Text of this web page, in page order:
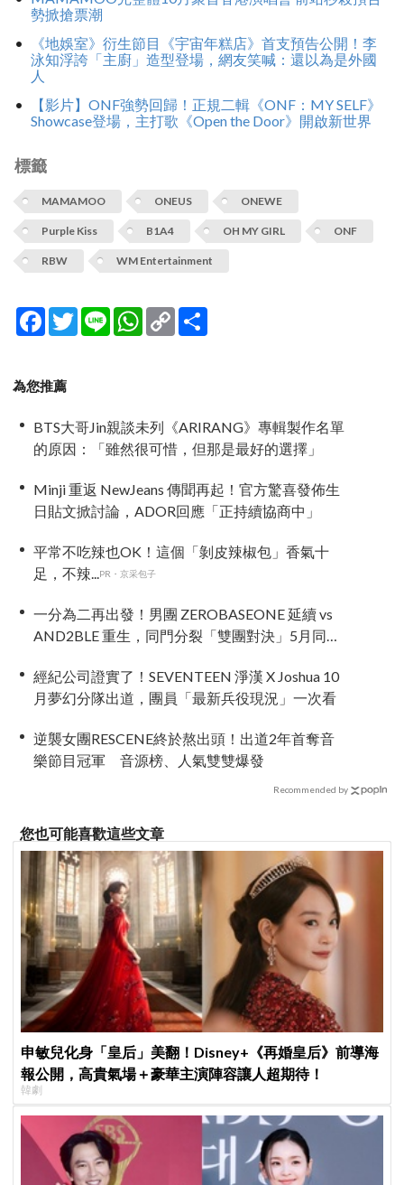
勢掀搶票潮
《地娛室》衍生節目《宇宙年糕店》首支預告公開！李
泳知浮誇「主廚」造型登場，網友笑喊：還以為是外國
人
【影片】ONF強勢回歸！正規二輯《ONF：MY SELF》
Showcase登場，主打歌《Open the Door》開啟新世界
標籤
MAMAMOO ONEUS ONEWE
Purple Kiss B1A4 OH MY GIRL ONF
RBW WM Entertainment
Facebook
TwitterLine WhatsApp
Copy
Link
為您推薦
BTS大哥Jin親談未列《ARIRANG》專輯製作名單
的原因：「雖然很可惜，但那是最好的選擇」
Minji 重返 NewJeans 傳聞再起！官方驚喜發佈生
日貼文掀討論，ADOR回應「正持續協商中」
平常不吃辣也OK！這個「剝皮辣椒包」香氣十
足，不辣...PR・京采包子
一分為二再出發！男團 ZEROBASEONE 延續 vs
AND2BLE 重生，同門分裂「雙團對決」5月同時
經紀公司證實了！SEVENTEEN 淨漢 X Joshua 10
月夢幻分隊出道，團員「最新兵役現況」一次看
逆襲女團RESCENE終於熬出頭！出道2年首奪音
樂節目冠軍 音源榜、人氣雙雙爆發
Recommended by
您也可能喜歡這些文章
申敏兒化身「皇后」美翻！Disney+《再婚皇后》前導海
報公開，高貴氣場＋豪華主演陣容讓人超期待！
韓劇